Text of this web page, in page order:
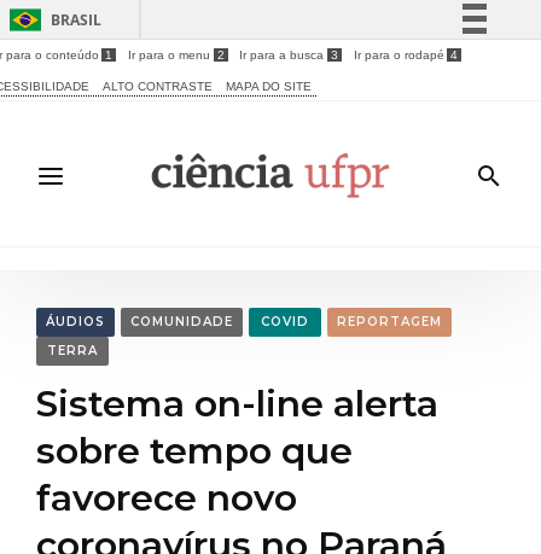
BRASIL
Simplifique!
Acesso à informação
Legislação
para o conteúdo 1 Ir para o menu 2 Ir para a busca 3 Ir para o rodapé 4
ALTO CONTRASTE MAPA DO SITE
ÁUDIOS COMUNIDADE COVID
REPORTAGEM
TERRA
Sistema on-line alerta
sobre tempo que
favorece novo